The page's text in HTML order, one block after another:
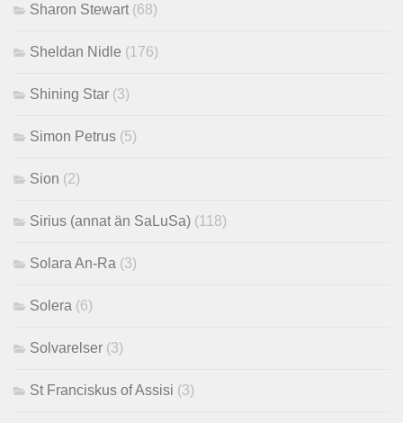
Sharon Stewart (68)
Sheldan Nidle (176)
Shining Star (3)
Simon Petrus (5)
Sion (2)
Sirius (annat än SaLuSa) (118)
Solara An-Ra (3)
Solera (6)
Solvarelser (3)
St Franciskus of Assisi (3)